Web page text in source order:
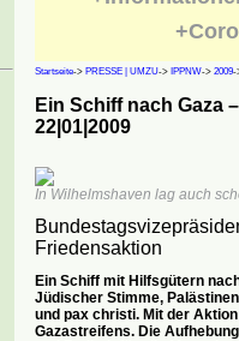
Startseite-> PRESSE | UMZU-> IPPNW-> 2009-
Ein Schiff nach Gaza
22|01|2009
In Wilhelmshaven lag auch
Friedensaktion
Ein Schiff mit Hilfsgütern
Jüdischer Stimme,
und pax christi. Mit der
Gazastreifens. Die